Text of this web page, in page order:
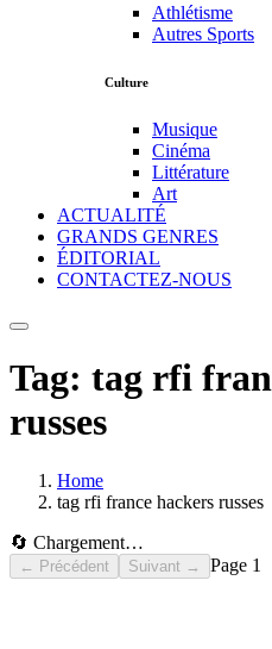
Athlétisme
Autres Sports
Culture
Musique
Cinéma
Littérature
Art
ACTUALITÉ
GRANDS GENRES
ÉDITORIAL
CONTACTEZ-NOUS
Tag: tag rfi
russes
Home
tag rfi france hackers russes
🔄 Chargement…
← Précédent Suivant → Page 1